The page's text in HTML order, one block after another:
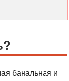
банальная и